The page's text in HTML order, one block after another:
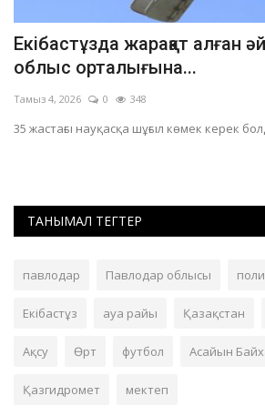
Екібастұзда жарақат алған
облыс орталығына...
Тамыз 4, 2026 0 348
35 жастағы науқасқа шұғыл көмек керек
ТАНЫМАЛ ТЕГТЕР
павлодар Павлодар облысы
Екібастұз ауа райы Қазақстан
Ақсу Өрт футбол Асайын
Қазгидромет мектеп